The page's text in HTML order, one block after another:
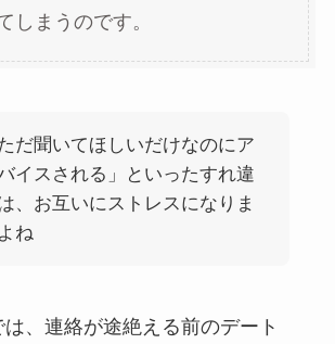
しまうのです。
ただ聞いてほしいだけなのにア
イスされる」といったすれ違
、お互いにストレスになりま
ね
、連絡が途絶える前のデート